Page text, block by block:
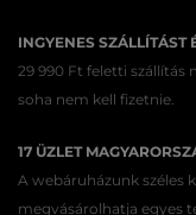
INGYENES SZÁLLÍTÁST
29 990 Ft feletti szállítás
soha nem kell fizetnie.
17 ÜZLET
A webáruházunk széles
megvásárolhatja egyes